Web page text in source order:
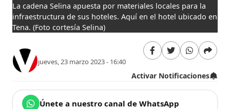
La cadena Selina apuesta por materiales locales para la
infraestructura de sus hoteles. Aquí en el hotel ubicado en
Tena. (Foto cortesía Selina)
jueves, 23 marzo 2023 - 16:40
Activar Notificaciones
Únete a nuestro canal de WhatsApp